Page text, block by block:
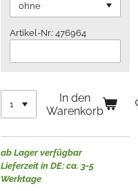
Artikel-Nr.: 476964
In den
Warenkorb
ab Lager verfügbar
Lieferzeit in DE: ca. 3-5
Werktage